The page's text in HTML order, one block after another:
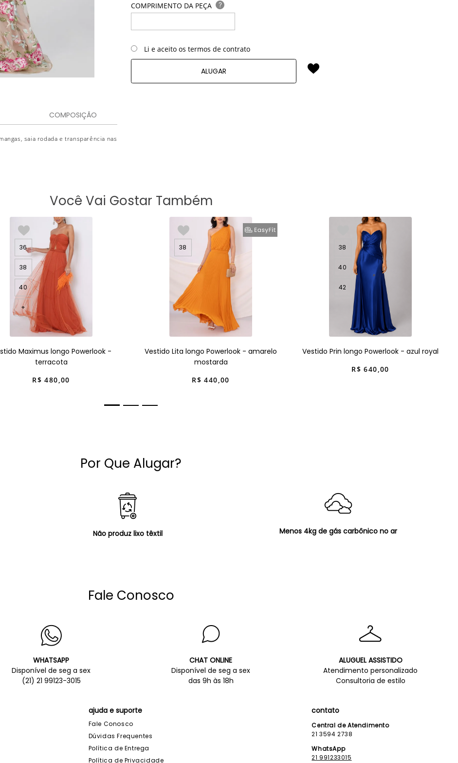
COMPOSIÇÃO
saia rodada e transparência nas
COMPRIMENTO DA PEÇA ?
Li e aceito os termos de contrato
ALUGAR
Você Vai Gostar Também
36
38
40
+
Maximus longo Powerlook -
terracota
R$ 480,00
38
Vestido Lita longo Powerlook - amarelo
mostarda
R$ 440,00
38
40
42
Vestido Prin longo Powerlook - azul royal
R$ 640,00
Por Que Alugar?
Não produz lixo têxtil Menos 4kg de gás carbônico no ar
Fale Conosco
WHATSAPP
Disponível de seg a sex
(21) 21 99123-3015
CHAT ONLINE
Disponível de seg a sex
das 9h às 18h
ALUGUEL ASSISTIDO
Atendimento personalizado
Consultoria de estilo
ajuda e suporte
Fale Conosco
Dúvidas Frequentes
Política de Entrega
Política de Privacidade
contato
Central de Atendimento
21 3594 2738
WhatsApp
21 991233015